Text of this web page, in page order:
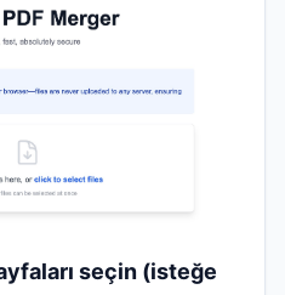
seçin (isteğe